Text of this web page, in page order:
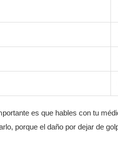
es que hables con tu
porque el daño por dejar de